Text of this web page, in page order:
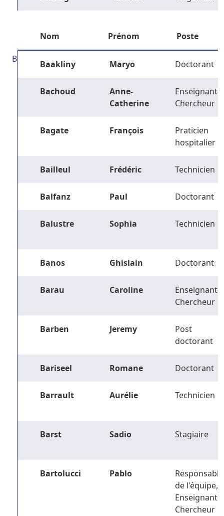
Nom Prénom Poste
B Baakliny Maryo Doctorant
Bachoud
Anne-
Catherine
Enseignant-
Chercheur
Bagate François
Praticien
hospitalier
Bailleul Frédéric Technicien
Balfanz Paul Doctorant
Balustre Sophia Technicien
Banos Ghislain Doctorant
Barau Caroline
Enseignant-
Chercheur
Barben Jeremy
Post
doctorant
Bariseel Romane Doctorant
Barrault Aurélie Technicien
Barst Sadio Stagiaire
Bartolucci Pablo
Responsable
de l'équipe,
Enseignant-
Chercheur